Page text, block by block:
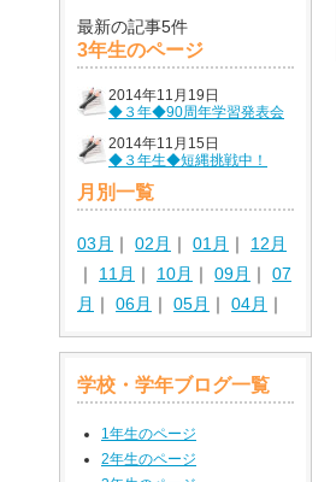
最新の記事5件
3年生のページ
2014年11月19日
◆３年◆90周年学習発表会
2014年11月15日
◆３年生◆短縄挑戦中！
月別一覧
03月 ｜ 02月 ｜ 01月 ｜ 12月
｜ 11月 ｜ 10月 ｜ 09月 ｜ 07
月 ｜ 06月 ｜ 05月 ｜ 04月 ｜
学校・学年ブログ一覧
1年生のページ
2年生のページ